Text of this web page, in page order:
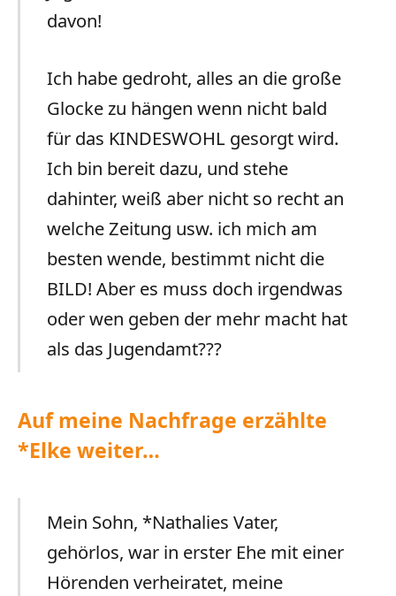
davon!
Ich habe gedroht, alles an die große
Glocke zu hängen wenn nicht bald
für das KINDESWOHL gesorgt wird.
Ich bin bereit dazu, und stehe
dahinter, weiß aber nicht so recht an
welche Zeitung usw. ich mich am
besten wende, bestimmt nicht die
BILD! Aber es muss doch irgendwas
oder wen geben der mehr macht hat
als das Jugendamt???
Auf meine Nachfrage erzählte
*Elke weiter…
Mein Sohn, *Nathalies Vater,
gehörlos, war in erster Ehe mit einer
Hörenden verheiratet, meine